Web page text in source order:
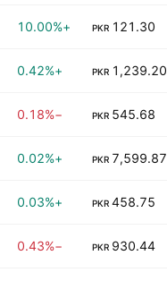
121.30
PKR
+10.00%
1,239.20
PKR
+0.42%
545.68
PKR
−0.18%
7,599.87
PKR
+0.02%
458.75
PKR
+0.03%
930.44
PKR
−0.43%